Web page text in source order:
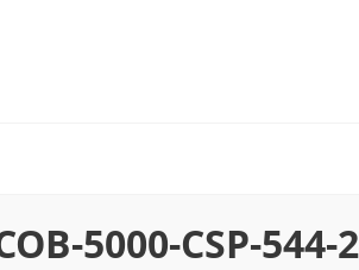
5000-CSP-